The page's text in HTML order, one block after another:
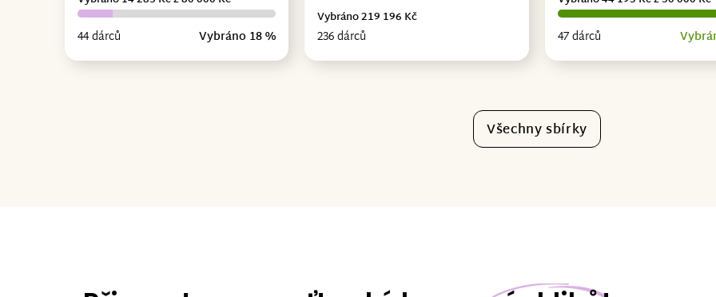
44 dárců Vybráno 18 % 236 dárců
Vybráno 219 196 Kč
47 dárců
Všechny sbírky